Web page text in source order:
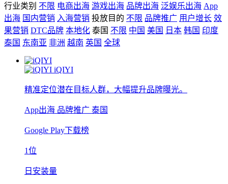
行业类别 不限 电商出海 游戏出海 品牌出海 泛娱乐出海 App
出海 国内营销 入海营销 投放目的 不限 品牌推广 用户增长 效
果营销 DTC品牌 本地化 泰国 不限 中国 美国 日本 韩国 印度
泰国 东南亚 非洲 越南 英国 全球
iQIYI
精准定位潜在目标人群，大幅提升品牌曝光。
App出海 品牌推广 泰国
Google Play下载榜
1位
日安装量